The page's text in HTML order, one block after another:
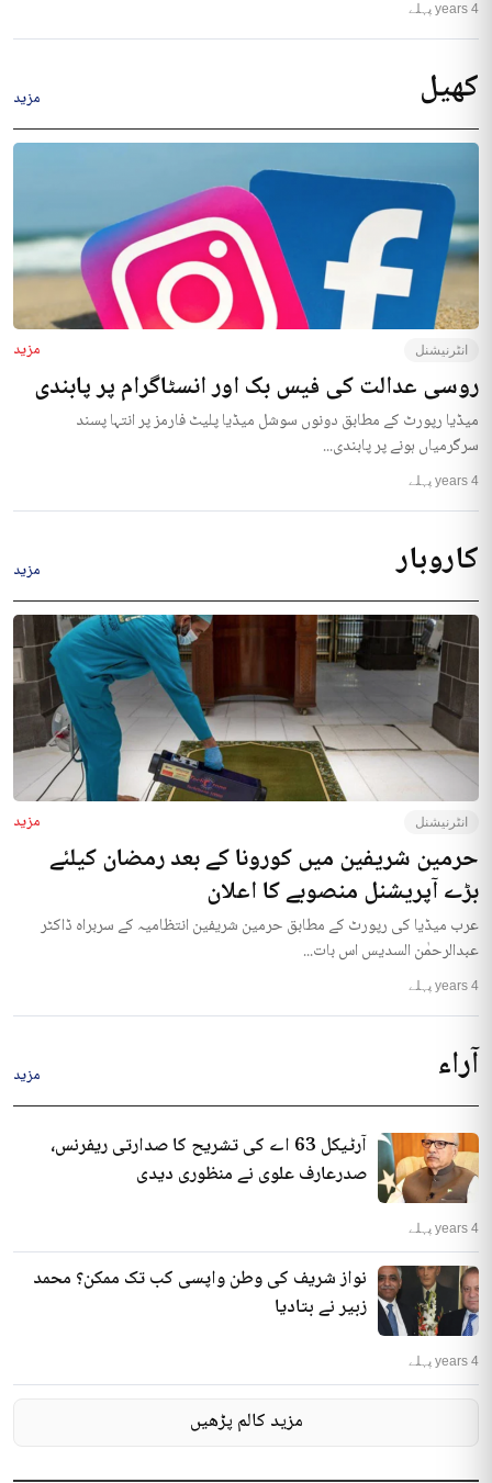
4 years پہلے
کھیل مزید
انٹرنیشنل مزید
روسی عدالت کی فیس بک اور انسٹاگرام پر پابندی
میڈیا رپورٹ کے مطابق دونوں سوشل میڈیا پلیٹ فارمز پر انتہا پسند
سرگرمیاں ہونے پر پابندی...
4 years پہلے
کاروبار مزید
انٹرنیشنل مزید
حرمین شریفین میں کورونا کے بعد رمضان کیلئے
بڑے آپریشنل منصوبے کا اعلان
عرب میڈیا کی رپورٹ کے مطابق حرمین شریفین انتظامیہ کے سربراہ ڈاکٹر
عبدالرحمٰن السدیس اس بات...
4 years پہلے
آراء مزید
آرٹیکل 63 اے کی تشریح کا صدارتی ریفرنس،
صدرعارف علوی نے منظوری دیدی
4 years پہلے
نواز شریف کی وطن واپسی کب تک ممکن؟ محمد
زبیر نے بتادیا
4 years پہلے
مزید کالم پڑھیں